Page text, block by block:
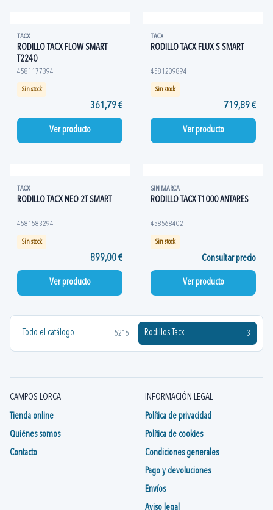
Todo el catálogo 5216 Rodillos Tacx 3
TACX
RODILLO TACX FLOW SMART
T2240
4581177394
Sin stock
361,79 €
Ver producto
TACX
RODILLO TACX FLUX S SMART
4581209894
Sin stock
719,89 €
Ver producto
TACX
RODILLO TACX NEO 2T SMART
4581583294
Sin stock
899,00 €
Ver producto
SIN MARCA
RODILLO TACX T1000 ANTARES
458568402
Sin stock
Consultar precio
Ver producto
CAMPOS LORCA
Tienda online
Quiénes somos
Contacto
INFORMACIÓN LEGAL
Política de privacidad
Política de cookies
Condiciones generales
Pago y devoluciones
Envíos
Aviso legal